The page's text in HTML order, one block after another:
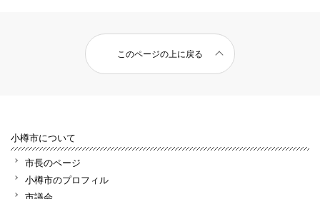
このページの上に戻る
小樽市について
市長のページ
小樽市のプロフィル